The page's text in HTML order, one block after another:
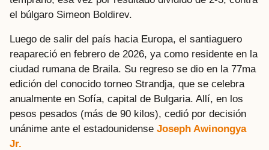
el búlgaro Simeon Boldirev.
Luego de salir del país hacia Europa, el santiaguero
reapareció en febrero de 2026, ya como residente en la
ciudad rumana de Braila. Su regreso se dio en la 77ma
edición del conocido torneo Strandja, que se celebra
anualmente en Sofía, capital de Bulgaria. Allí, en los
pesos pesados (más de 90 kilos), cedió por decisión
unánime ante el estadounidense Joseph Awinongya
Jr.